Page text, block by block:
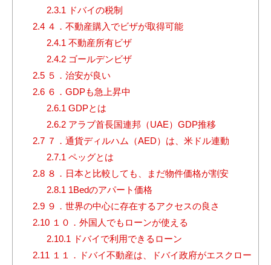
2.3.1 ドバイの税制
2.4４．不動産購入でビザが取得可能
2.4.1 不動産所有ビザ
2.4.2ゴールデンビザ
2.5５．治安が良い
2.6６．GDPも急上昇中
2.6.1 GDPとは
2.6.2アラブ首長国連邦（UAE）GDP推移
2.7７．通貨ディルハム（AED）は、米ドル連動
2.7.1 ペッグとは
2.8８．日本と比較しても、まだ物件価格が割安
2.8.1 1Bedのアパート価格
2.9９．世界の中心に存在するアクセスの良さ
2.10１０．外国人でもローンが使える
2.10.1 ドバイで利用できるローン
2.11 １１．ドバイ不動産は、ドバイ政府がエスクロー